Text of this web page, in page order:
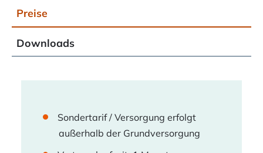
Preise
Downloads
Sondertarif / Versorgung erfolgt
außerhalb der Grundversorgung